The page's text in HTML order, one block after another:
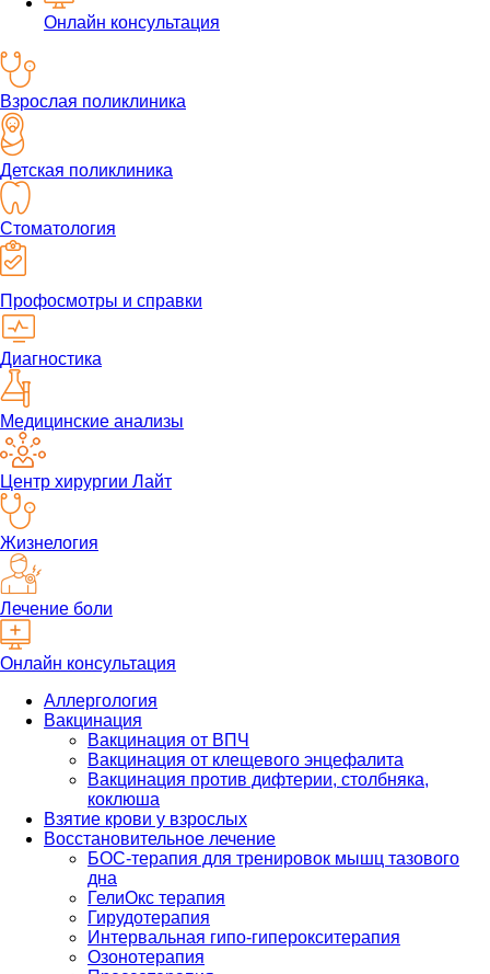
Онлайн консультация
Взрослая поликлиника
Детская поликлиника
Стоматология
Профосмотры и справки
Диагностика
Медицинские анализы
Центр хирургии Лайт
Жизнелогия
Лечение боли
Онлайн консультация
Аллергология
Вакцинация
Вакцинация от ВПЧ
Вакцинация от клещевого энцефалита
Вакцинация против дифтерии, столбняка,
коклюша
Взятие крови у взрослых
Восстановительное лечение
БОС-терапия для тренировок мышц тазового
дна
ГелиОкс терапия
Гирудотерапия
Интервальная гипо-гиперокситерапия
Озонотерапия